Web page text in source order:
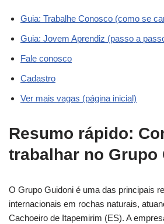
Guia: Trabalhe Conosco (como se
Guia: Jovem Aprendiz (passo a
Fale conosco
Cadastro
Ver mais vagas (página inicial)
Resumo rápido:
trabalhar no Grupo
O Grupo Guidoni é uma das principais
internacionais em rochas naturais,
Cachoeiro de Itapemirim (ES). A